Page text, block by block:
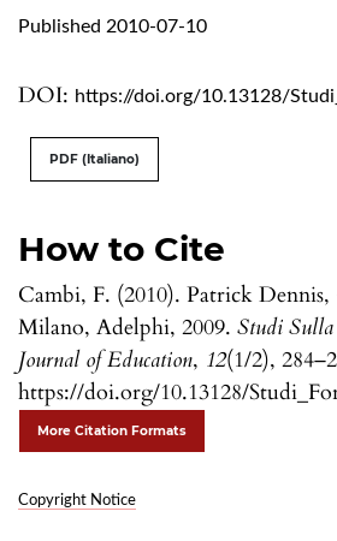
DOI: https://doi.org/10.13128/
Published 2010-07-10
How to Cite
Cambi, F. (2010). Patrick
Milano, Adelphi, 2009. Studi
Journal of Education, 12(1/2),
https://doi.org/10.13128/
More Citation Formats
Copyright Notice
PDF (Italiano)